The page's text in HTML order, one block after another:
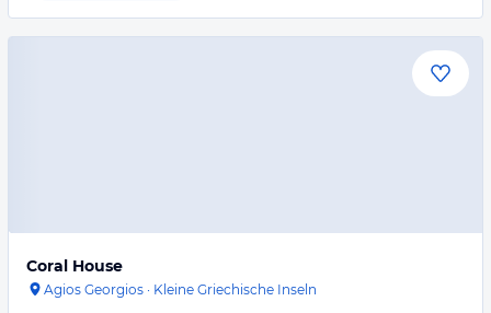
Coral House
Agios Georgios · Kleine Griechische Inseln